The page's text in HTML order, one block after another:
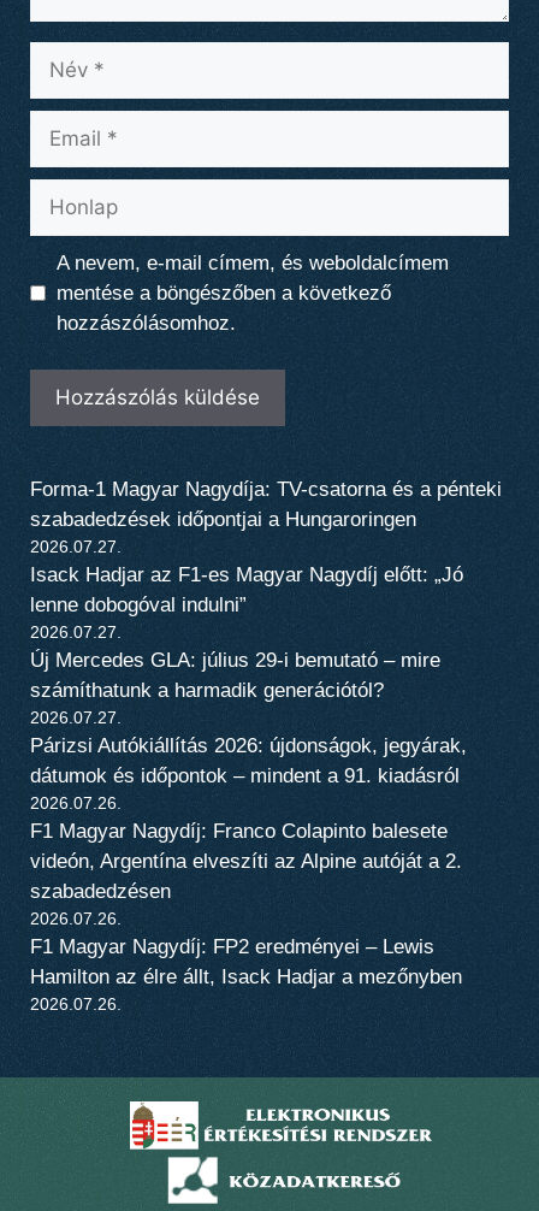
Név
Email
Honlap
A nevem, e-mail címem, és weboldalcímem
mentése a böngészőben a következő
hozzászólásomhoz.
Forma-1 Magyar Nagydíja: TV-csatorna és a pénteki
szabadedzések időpontjai a Hungaroringen
2026.07.27.
Isack Hadjar az F1-es Magyar Nagydíj előtt: „Jó
lenne dobogóval indulni”
2026.07.27.
Új Mercedes GLA: július 29-i bemutató – mire
számíthatunk a harmadik generációtól?
2026.07.27.
Párizsi Autókiállítás 2026: újdonságok, jegyárak,
dátumok és időpontok – mindent a 91. kiadásról
2026.07.26.
F1 Magyar Nagydíj: Franco Colapinto balesete
videón, Argentína elveszíti az Alpine autóját a 2.
szabadedzésen
2026.07.26.
F1 Magyar Nagydíj: FP2 eredményei – Lewis
Hamilton az élre állt, Isack Hadjar a mezőnyben
2026.07.26.